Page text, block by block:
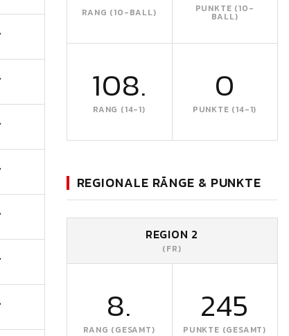
RANG (10-BALL) PUNKTE (10-
BALL)
108.
RANG (14-1)
0
PUNKTE (14-1)
REGIONALE RÄNGE & PUNKTE
REGION 2
(FR)
8.
RANG (GESAMT)
245
PUNKTE (GESAMT)